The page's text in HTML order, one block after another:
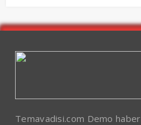
Temavadisi.com Demo